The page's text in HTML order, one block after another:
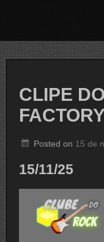
CLIPE
Posted on 15 de
15/11/25